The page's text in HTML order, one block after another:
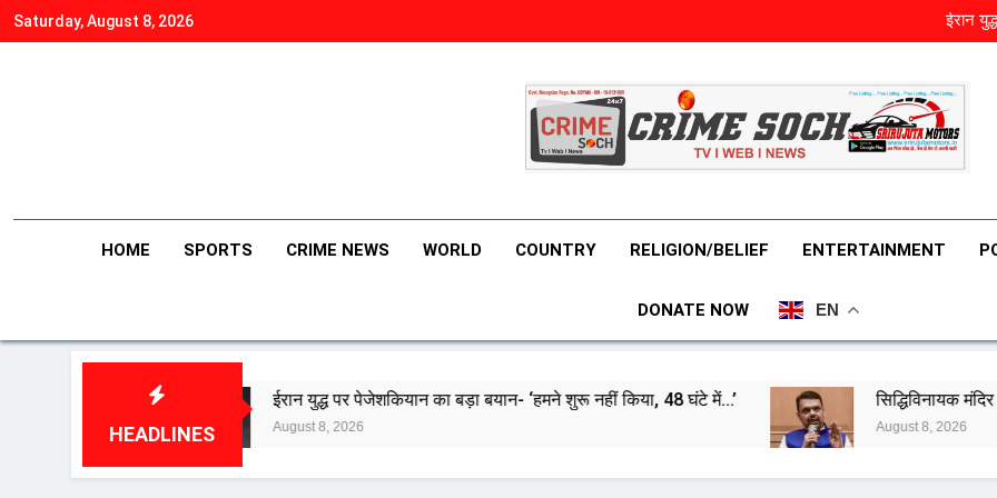
Skip
to
Saturday, August 8, 2026
ईरान
सिद्धिविनायक
भारत का
ईरान
सिद्धिविनायक
तमिलनाडु में पहले ही दिन इतने
HOME SPORTS CRIME NEWS WORLD COUNTRY RELIGION/BELIEF ENTERTAINMENT
DONATE NOW EN
HEADLINES
ईरान युद्ध पर पेजेशकियान का बड़ा बयान- ‘हमने शुरू नहीं किया, 48 घंटे में…’
August 8, 2026
सिद्धिविनायक मंदिर के कथित दान
August 8, 2026